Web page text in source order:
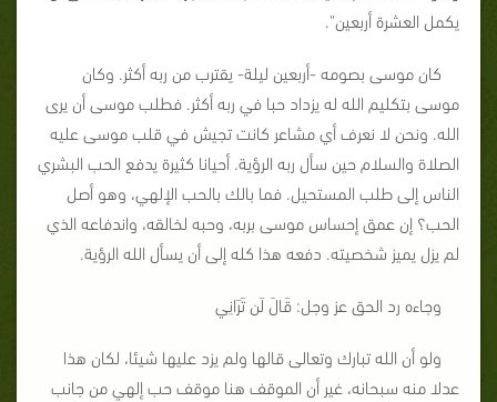
يكمل العشرة أربعين".
كان موسى بصومه -أربعين ليلة- يقترب من ربه أكثر. وكان
موسى بتكليم الله له يزداد حبا في ربه أكثر. فطلب موسى أن يرى
الله. ونحن لا نعرف أي مشاعر كانت تجيش في قلب موسى عليه
الصلاة والسلام حين سأل ربه الرؤية. أحيانا كثيرة يدفع الحب البشري
الناس إلى طلب المستحيل. فما بالك بالحب الإلهي، وهو أصل
الحب؟ إن عمق إحساس موسى بربه، وحبه لخالقه، واندفاعه الذي
لم يزل يميز شخصيته. دفعه هذا كله إلى أن يسأل الله الرؤية.
وجاءه رد الحق عز وجل: قَالَ لَن تَرَانِي
ولو أن الله تبارك وتعالى قالها ولم يزد عليها شيئا، لكان هذا
عدلا منه سبحانه، غير أن الموقف هنا موقف حب إلهي من جانب